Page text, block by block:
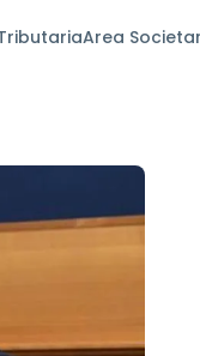
Area
è un